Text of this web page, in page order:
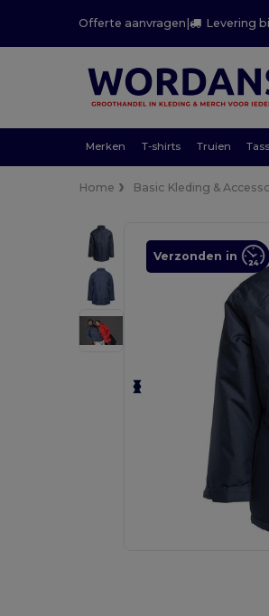
Offerte aanvragen | Levering
Merken T-shirts Truien
Home Basic Kleding &
Verzonden in